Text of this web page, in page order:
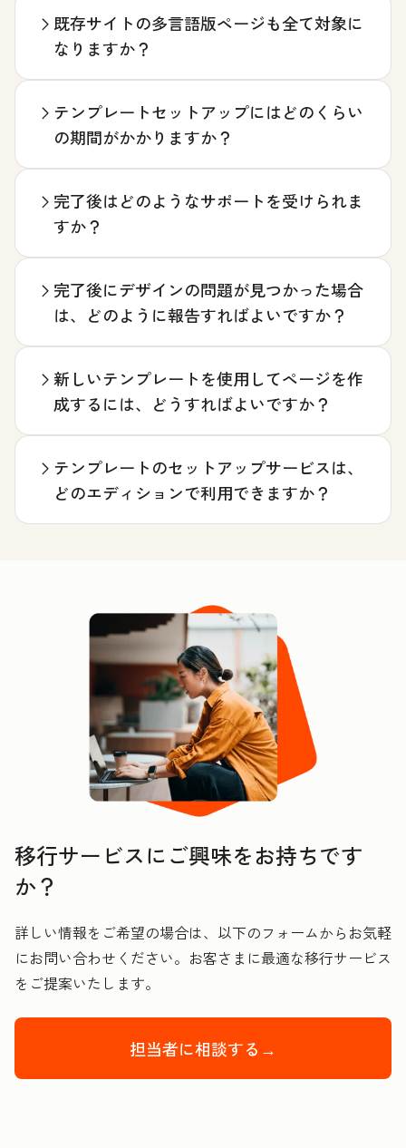
既存サイトの多言語版ページも全て対象に
なりますか？
テンプレートセットアップにはどのくらい
の期間がかかりますか？
完了後はどのようなサポートを受けられま
すか？
完了後にデザインの問題が見つかった場合
は、どのように報告すればよいですか？
新しいテンプレートを使用してページを作
成するには、どうすればよいですか？
テンプレートのセットアップサービスは、
どのエディションで利用できますか？
移行サービスにご興味をお持ちです
か？
詳しい情報をご希望の場合は、以下のフォームからお気軽
にお問い合わせください。お客さまに最適な移行サービス
をご提案いたします。
担当者に相談する→